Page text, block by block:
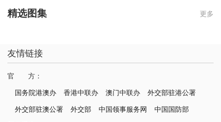
精选图集 更多
友情链接
官 方：
国务院港澳办 香港中联办 澳门中联办 外交部驻港公署
外交部驻澳公署 外交部 中国领事服务网 中国国防部